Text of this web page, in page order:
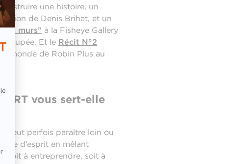
une histoire, un
région de Denis Brihat, et un
les murs” à la Fisheye Gallery
poupée. Et le Récit N°2
monde de Robin Plus au
vous sert-elle
peut parfois paraître loin ou
d’esprit en mêlant
soit à entreprendre, soit à